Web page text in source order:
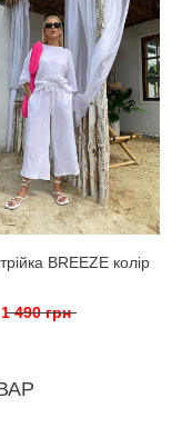
BREEZE колір
1 490 грн